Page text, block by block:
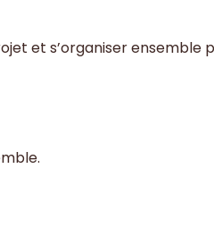
et s’organiser ensemble